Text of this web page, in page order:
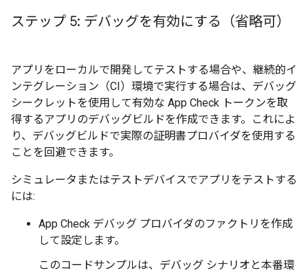
ステップ 5: デバッグを有効にする（省略可）
アプリをローカルで開発してテストする場合や、継続的イ
ンテグレーション（CI）環境で実行する場合は、デバッグ
シークレットを使用して有効な App Check トークンを取
得するアプリのデバッグビルドを作成できます。これによ
り、デバッグビルドで実際の証明書プロバイダを使用する
ことを回避できます。
シミュレータまたはテストデバイスでアプリをテストする
には:
App Check デバッグ プロバイダのファクトリを作成
して設定します。
このコードサンプルは、デバッグ シナリオと本番環